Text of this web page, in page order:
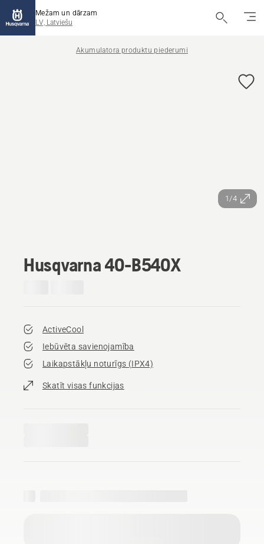
Mežam un dārzam
LV, Latviešu
Akumulatora produktu piederumi
1/4
Husqvarna 40-B540X
ActiveCool
Iebūvēta savienojamība
Laikapstākļu noturīgs (IPX4)
Skatīt visas funkcijas